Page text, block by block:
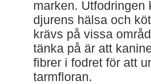
marken. Utfodringen
djurens hälsa och
krävs på vissa
tänka på är att
fibrer i fodret för att
tarmfloran.